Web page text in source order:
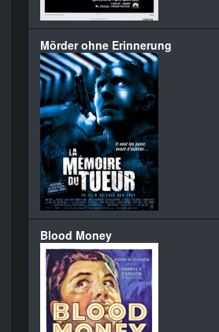
Mörder ohne Erinnerung
Blood Money